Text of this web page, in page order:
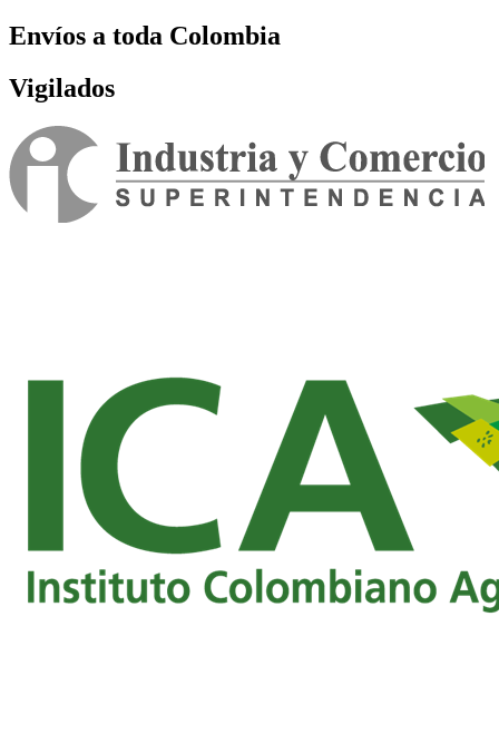
Envíos a toda Colombia
Vigilados